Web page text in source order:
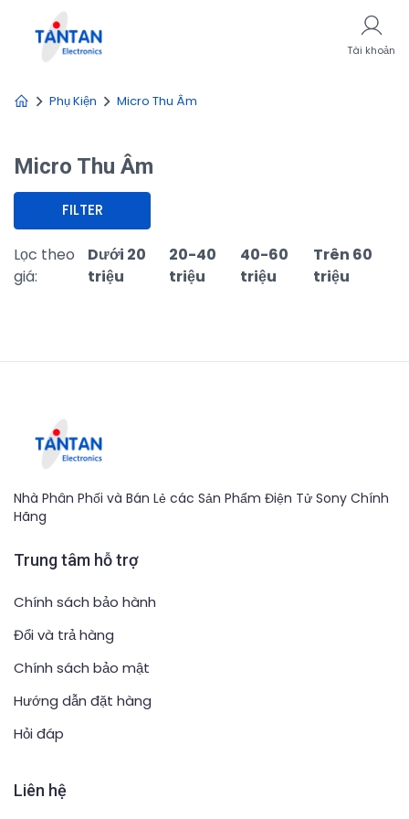
Tài khoản
Phụ Kiện Micro Thu Âm
Micro Thu Âm
FILTER
Lọc theo
giá:
Dưới 20
triệu
20-40
triệu
40-60
triệu
Trên 60
triệu
Nhà Phân Phối và Bán Lẻ các Sản Phẩm Điện Tử Sony Chính
Hãng
Trung tâm hỗ trợ
Chính sách bảo hành
Đổi và trả hàng
Chính sách bảo mật
Hướng dẫn đặt hàng
Hỏi đáp
Liên hệ